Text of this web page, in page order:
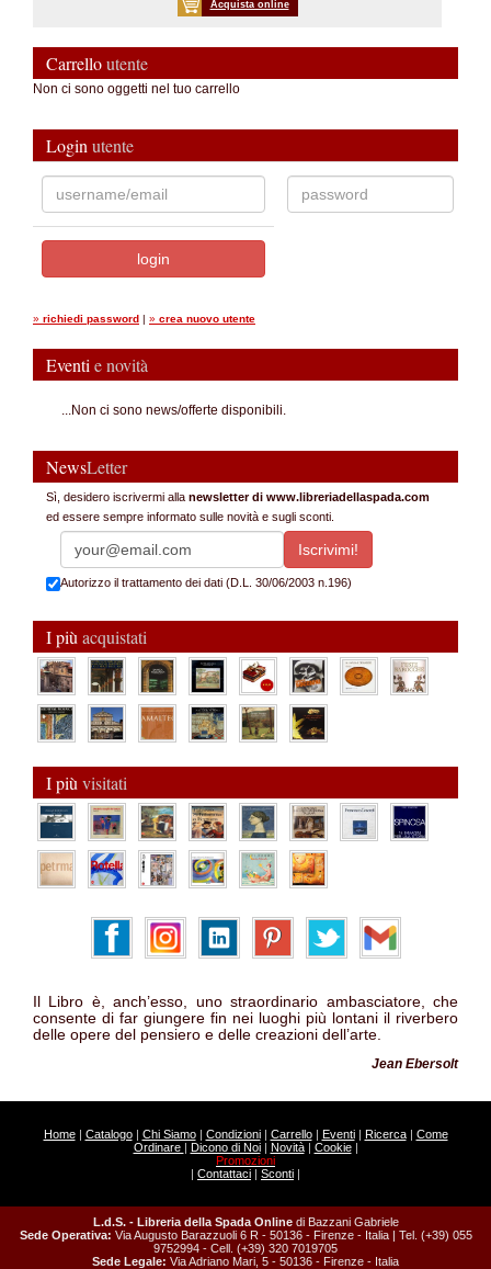
Acquista online
Carrelloutente
Non ci sono oggetti nel tuo carrello
Login utente
» richiedi password | » crea nuovo utente
Eventi e novità
...Non ci sono news/offerte disponibili.
NewsLetter
Sì, desidero iscrivermi alla newsletter di www.libreriadellaspada.com
ed essere sempre informato sulle novità e sugli sconti.
Autorizzo il trattamento dei dati (D.L. 30/06/2003 n.196)
I più acquistati
I più visitati
Il Libro è, anch’esso, uno straordinario ambasciatore, che
consente di far giungere fin nei luoghi più lontani il riverbero
delle opere del pensiero e delle creazioni dell’arte.
Jean Ebersolt
Home| Catalogo| Chi Siamo| Condizioni| Carrello| Eventi| Ricerca| Come
Ordinare | Dicono di Noi| Novità| Cookie|
Promozioni
| Contattaci | Sconti |
L.d.S. - Libreria della Spada Online di Bazzani Gabriele
Sede Operativa: Via Augusto Barazzuoli 6 R - 50136 - Firenze - Italia | Tel. (+39) 055
9752994 - Cell. (+39) 320 7019705
Sede Legale: Via Adriano Mari, 5 - 50136 - Firenze - Italia